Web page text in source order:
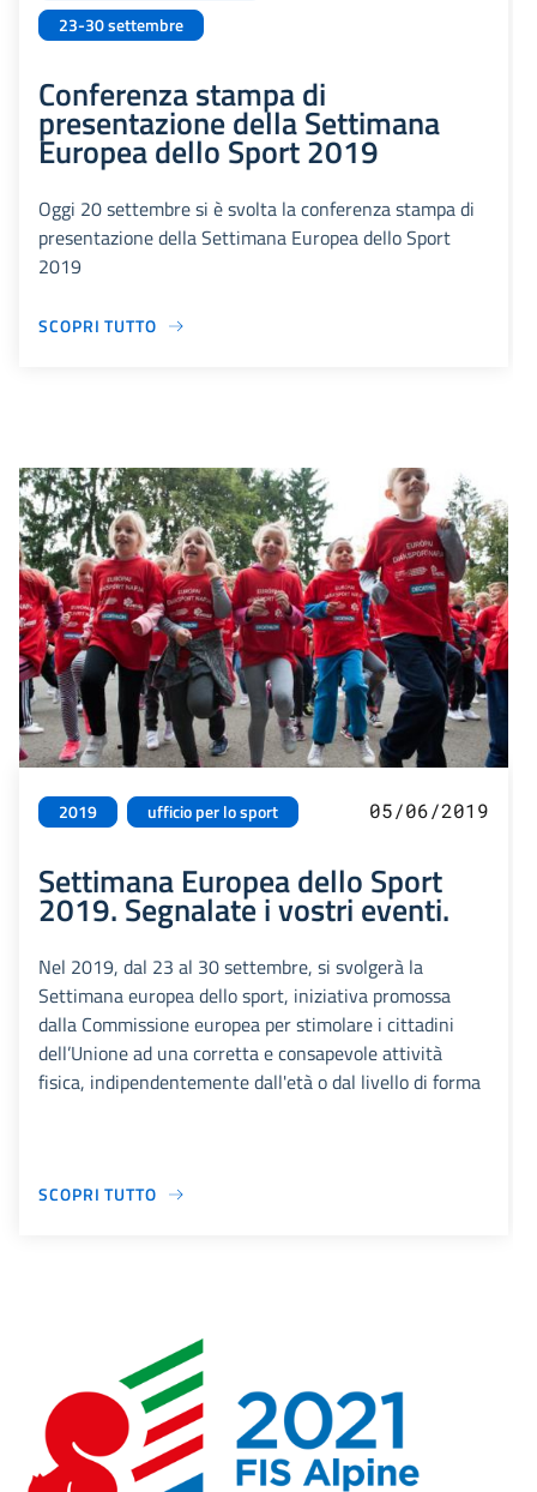
23-30 settembre
Conferenza stampa di
presentazione della Settimana
Europea dello Sport 2019
Oggi 20 settembre si è svolta la conferenza stampa di
presentazione della Settimana Europea dello Sport
2019
SCOPRI TUTTO
2019 ufficio per lo sport 05/06/2019
Settimana Europea dello Sport
2019. Segnalate i vostri eventi.
Nel 2019, dal 23 al 30 settembre, si svolgerà la
Settimana europea dello sport, iniziativa promossa
dalla Commissione europea per stimolare i cittadini
dell’Unione ad una corretta e consapevole attività
fisica, indipendentemente dall'età o dal livello di forma
SCOPRI TUTTO